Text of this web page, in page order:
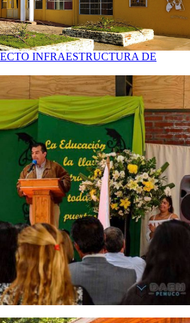
INFRAESTRUCTURA DE